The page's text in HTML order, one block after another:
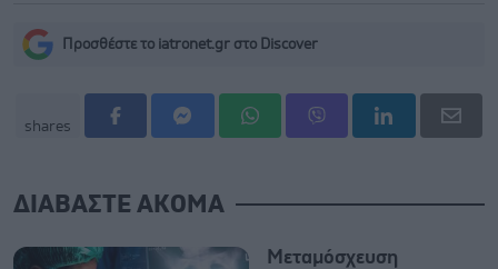
Προσθέστε το iatronet.gr στο Discover
shares
ΔΙΑΒΑΣΤΕ ΑΚΟΜΑ
Μεταμόσχευση